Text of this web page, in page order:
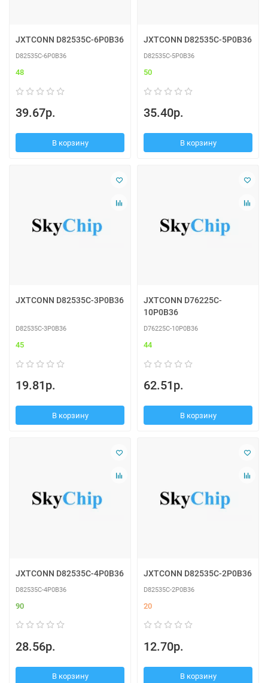
JXTCONN D82535C-6P0B36
D82535C-6P0B36
48
39.67р.
В корзину
JXTCONN D82535C-5P0B36
D82535C-5P0B36
50
35.40р.
В корзину
JXTCONN D82535C-3P0B36
D82535C-3P0B36
45
19.81р.
В корзину
JXTCONN D76225C-
10P0B36
D76225C-10P0B36
44
62.51р.
В корзину
JXTCONN D82535C-4P0B36
D82535C-4P0B36
90
28.56р.
В корзину
JXTCONN D82535C-2P0B36
D82535C-2P0B36
20
12.70р.
В корзину